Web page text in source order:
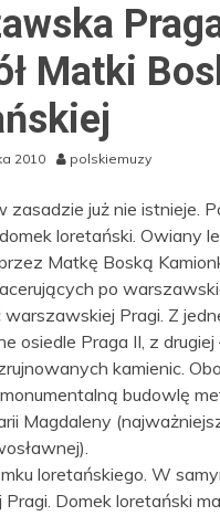
Matki
2010 polskiemuzy
zasadzie już nie istnieje.
loretański. Owiany
Matkę Boską
po
warszawskiej Pragi. Z
osiedle Praga II, z
kamienic.
budowlę
Magdaleny
loretańskiego. W
Domek loretański